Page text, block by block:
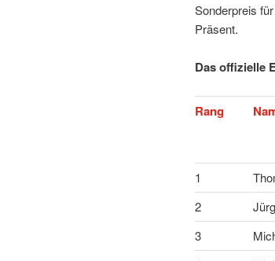
Sonderpreis
Präsent.
Das offizielle
Rang
1
2
3